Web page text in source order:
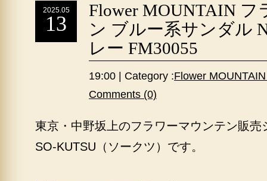
2025.05
13
Flower MOUNTAIN
ン ブルー系サンダル
レー FM30055
19:00 | Category :Flower
Comments (0)
東京・中野坂上のフラワーマウンテン販売
SO-KUTSU（ソークツ）です。